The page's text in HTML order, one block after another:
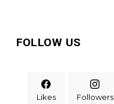
FOLLOW US
Likes Followers